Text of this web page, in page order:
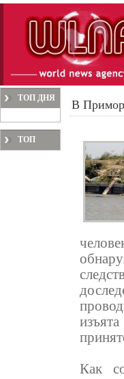
ТОП ДНЯ
ТОП
В
Как